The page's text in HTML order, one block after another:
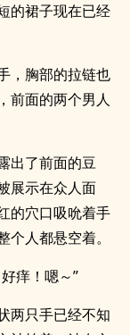
的裙子现在已经
，胸部的拉链也
前面的两个男人
出了前面的豆
展示在众人面
的穴口吸吮着手
人都悬空着。
痒！嗯～”
两只手已经不知